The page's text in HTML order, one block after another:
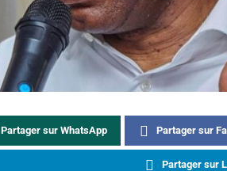
Partager sur WhatsApp Partager sur
Partager sur